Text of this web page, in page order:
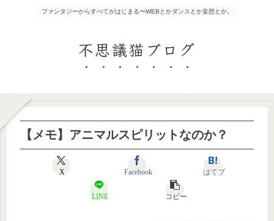
ファンタジーからすべてがはじまる〜WEBとかダンスとか妄想とか。
不思議猫ブログ
【メモ】アニマルスピリットなのか？
X Facebook はてブ
LINE コピー